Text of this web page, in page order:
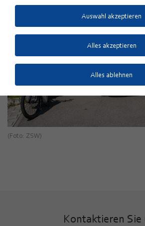
(Foto: ZSW)
Kontaktieren Sie
Auswahl akzeptieren
Alles akzeptieren
Alles ablehnen